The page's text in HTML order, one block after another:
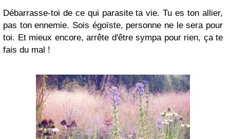
Débarrasse-toi de ce qui parasite ta vie. Tu es ton allier,
pas ton ennemie. Sois égoïste, personne ne le sera pour
toi. Et mieux encore, arrête d'être sympa pour rien, ça te
fais du mal !